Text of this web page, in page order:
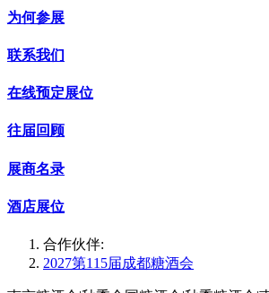
为何参展
联系我们
在线预定展位
往届回顾
展商名录
酒店展位
合作伙伴:
2027第115届成都糖酒会